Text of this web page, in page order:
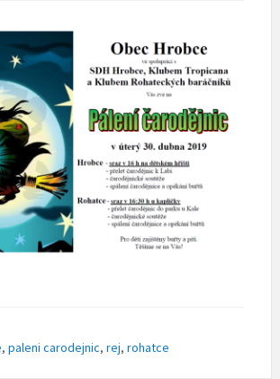
, paleni carodejnic, rej, rohatce